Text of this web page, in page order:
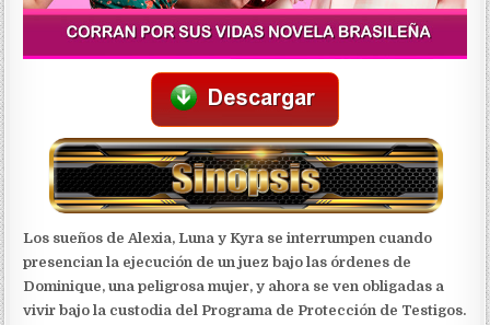
Los sueños de Alexia, Luna y Kyra se interrumpen cuando
presencian la ejecución de un juez bajo las órdenes de
Dominique, una peligrosa mujer, y ahora se ven obligadas a
vivir bajo la custodia del Programa de Protección de Testigos.